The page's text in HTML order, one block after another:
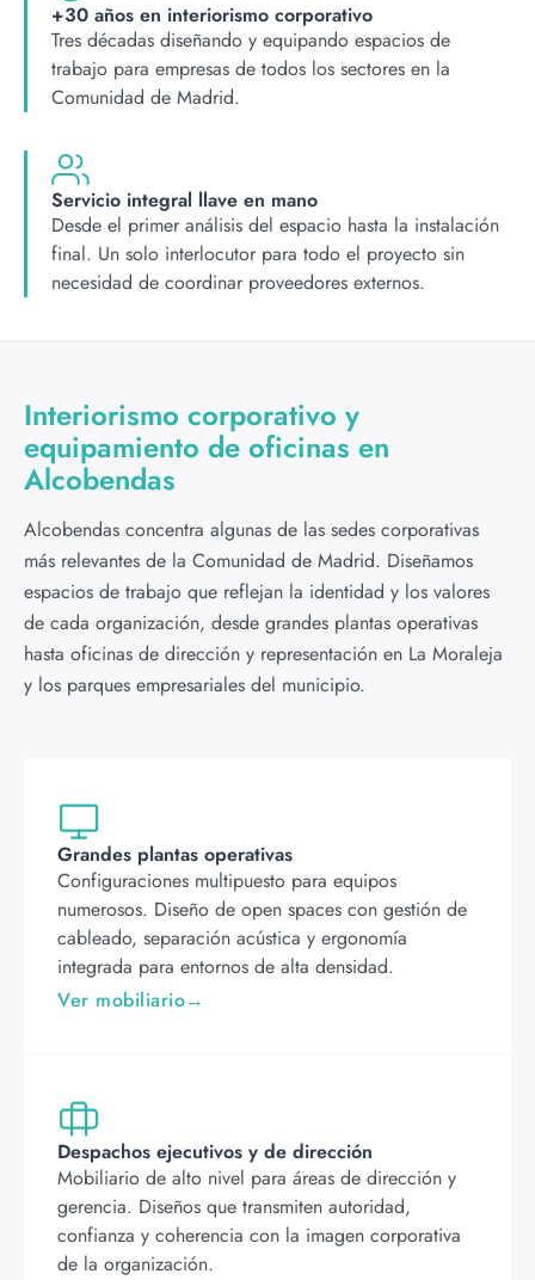
+30 años en interiorismo corporativo
Tres décadas diseñando y equipando espacios de
trabajo para empresas de todos los sectores en la
Comunidad de Madrid.
Servicio integral llave en mano
Desde el primer análisis del espacio hasta la instalación
final. Un solo interlocutor para todo el proyecto sin
necesidad de coordinar proveedores externos.
Interiorismo corporativo y
equipamiento de oficinas en
Alcobendas
Alcobendas concentra algunas de las sedes corporativas
más relevantes de la Comunidad de Madrid. Diseñamos
espacios de trabajo que reflejan la identidad y los valores
de cada organización, desde grandes plantas operativas
hasta oficinas de dirección y representación en La Moraleja
y los parques empresariales del municipio.
Grandes plantas operativas
Configuraciones multipuesto para equipos
numerosos. Diseño de open spaces con gestión de
cableado, separación acústica y ergonomía
integrada para entornos de alta densidad.
Ver mobiliario
Despachos ejecutivos y de dirección
Mobiliario de alto nivel para áreas de dirección y
gerencia. Diseños que transmiten autoridad,
confianza y coherencia con la imagen corporativa
de la organización.